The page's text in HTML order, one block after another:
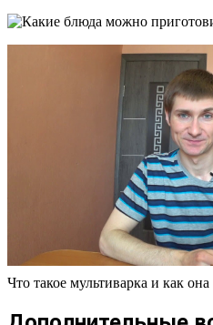
Что такое мультиварка и как она